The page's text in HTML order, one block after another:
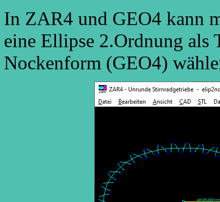
In ZAR4 und GEO4 kann
eine Ellipse 2.Ordnung
Nockenform (GEO4)